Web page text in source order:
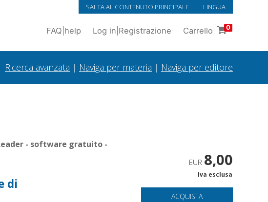
SALTA AL CONTENUTO PRINCIPALE LINGUA
FAQ help Log in Registrazione Carrello 0
Ricerca avanzata | Naviga per materia | Naviga per editore
- software gratuito -
di
EUR 8,00
Iva esclusa
ACQUISTA